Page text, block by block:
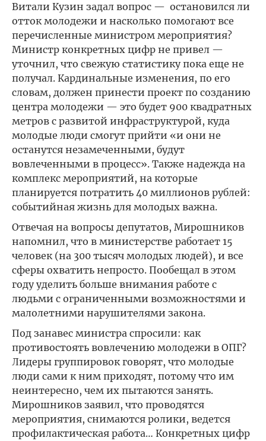
Витали Кузин задал вопрос — остановился ли
отток молодежи и насколько помогают все
перечисленные министром мероприятия?
Министр конкретных цифр не привел —
уточнил, что свежую статистику пока еще не
получал. Кардинальные изменения, по его
словам, должен принести проект по созданию
центра молодежи — это будет 900 квадратных
метров с развитой инфраструктурой, куда
молодые люди смогут прийти «и они не
останутся незамеченными, будут
вовлеченными в процесс». Также надежда на
комплекс мероприятий, на которые
планируется потратить 40 миллионов рублей:
событийная жизнь для молодых важна.
Отвечая на вопросы депутатов, Мирошников
напомнил, что в министерстве работает 15
человек (на 300 тысяч молодых людей), и все
сферы охватить непросто. Пообещал в этом
году уделить больше внимания работе с
людьми с ограниченными возможностями и
малолетними нарушителями закона.
Под занавес министра спросили: как
противостоять вовлечению молодежи в ОПГ?
Лидеры группировок говорят, что молодые
люди сами к ним приходят, потому что им
неинтересно, чем их пытаются занять.
Мирошников заявил, что проводятся
мероприятия, снимаются ролики, ведется
профилактическая работа… Конкретных цифр